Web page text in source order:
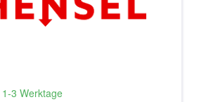
3 Werktage